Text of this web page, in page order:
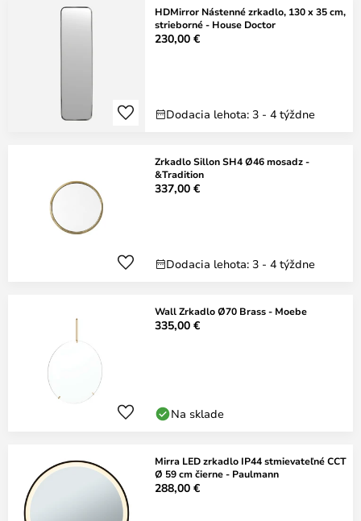
HDMirror Nástenné zrkadlo, 130 x 35 cm,
strieborné - House Doctor
230,00 €
Dodacia lehota: 3 - 4 týždne
Zrkadlo Sillon SH4 Ø46 mosadz -
&Tradition
337,00 €
Dodacia lehota: 3 - 4 týždne
Wall Zrkadlo Ø70 Brass - Moebe
335,00 €
Na sklade
Mirra LED zrkadlo IP44 stmievateľné CCT
Ø 59 cm čierne - Paulmann
288,00 €